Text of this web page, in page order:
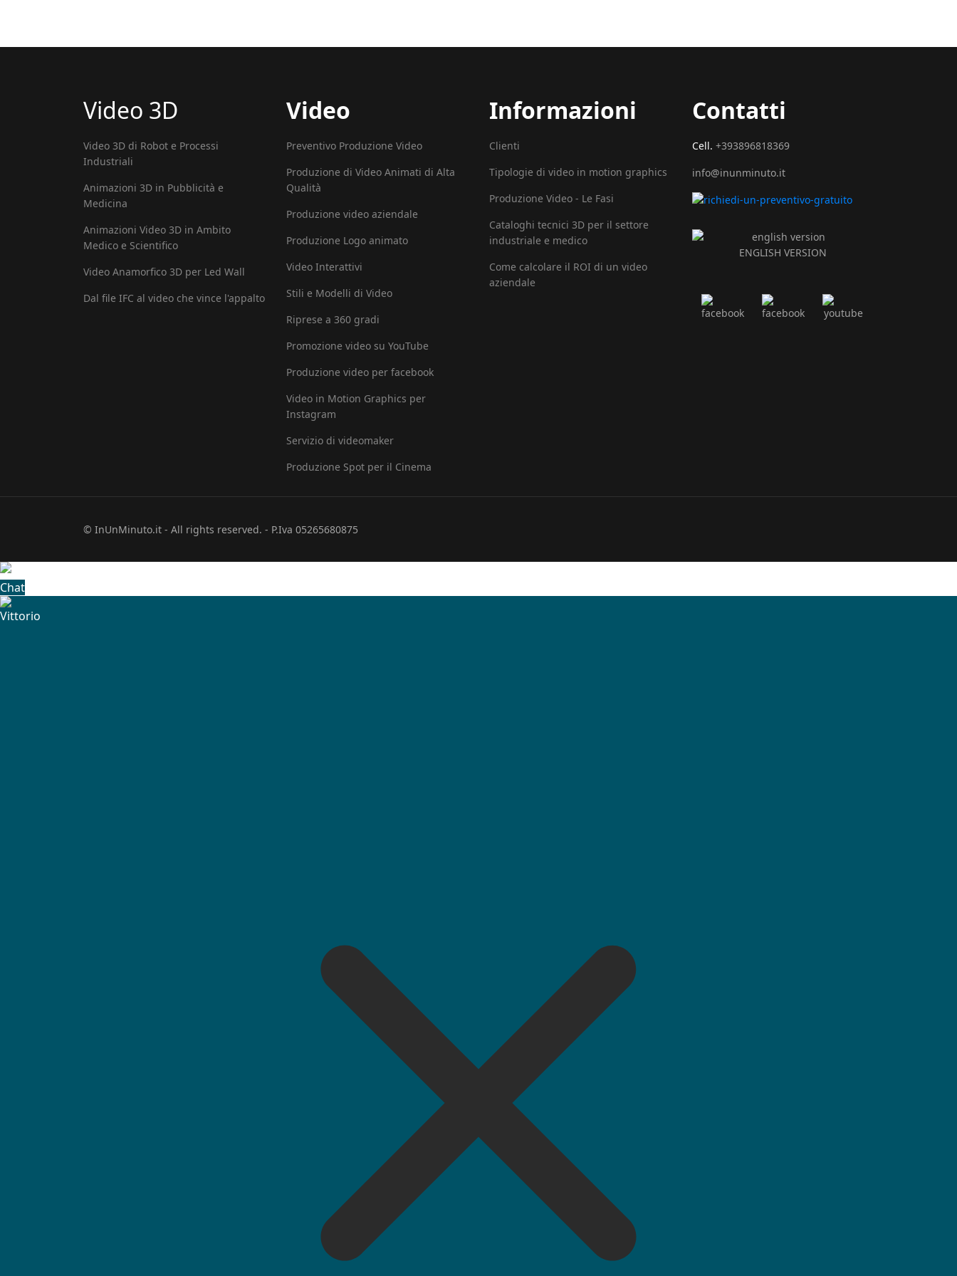
Video 3D
Video 3D di Robot e Processi
Industriali
Animazioni 3D in Pubblicità e
Medicina
Animazioni Video 3D in Ambito
Medico e Scientifico
Video Anamorfico 3D per Led Wall
Dal file IFC al video che vince l'appalto
Video
Preventivo Produzione Video
Produzione di Video Animati di Alta
Qualità
Produzione video aziendale
Produzione Logo animato
Video Interattivi
Stili e Modelli di Video
Riprese a 360 gradi
Promozione video su YouTube
Produzione video per facebook
Video in Motion Graphics per
Instagram
Servizio di videomaker
Produzione Spot per il Cinema
Informazioni
Clienti
Tipologie di video in motion graphics
Produzione Video - Le Fasi
Cataloghi tecnici 3D per il settore
industriale e medico
Come calcolare il ROI di un video
aziendale
Contatti
Cell. +393896818369
info@inunminuto.it
ENGLISH VERSION
© InUnMinuto.it - All rights reserved. - P.Iva 05265680875
Chat
Vittorio